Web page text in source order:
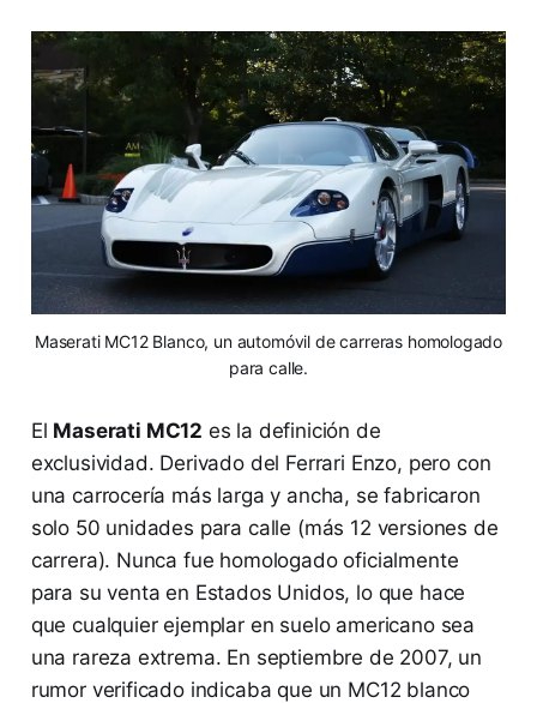
Maserati MC12 Blanco, un automóvil de carreras homologado
para calle.
El Maserati MC12 es la definición de
exclusividad. Derivado del Ferrari Enzo, pero con
una carrocería más larga y ancha, se fabricaron
solo 50 unidades para calle (más 12 versiones de
carrera). Nunca fue homologado oficialmente
para su venta en Estados Unidos, lo que hace
que cualquier ejemplar en suelo americano sea
una rareza extrema. En septiembre de 2007, un
rumor verificado indicaba que un MC12 blanco